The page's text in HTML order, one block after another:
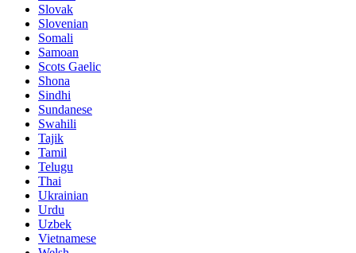
Slovak
Slovenian
Somali
Samoan
Scots Gaelic
Shona
Sindhi
Sundanese
Swahili
Tajik
Tamil
Telugu
Thai
Ukrainian
Urdu
Uzbek
Vietnamese